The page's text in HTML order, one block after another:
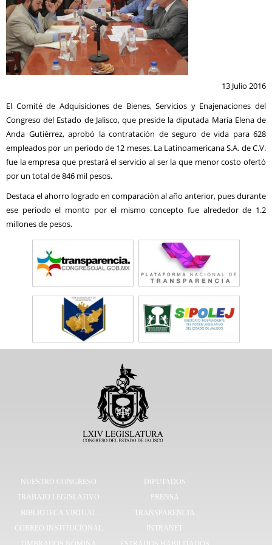
13 Julio 2016
El Comité de Adquisiciones de Bienes, Servicios y Enajenaciones del
Congreso del Estado de Jalisco, que preside la diputada María Elena de
Anda Gutiérrez, aprobó la contratación de seguro de vida para 628
empleados por un periodo de 12 meses. La Latinoamericana S.A. de C.V.
fue la empresa que prestará el servicio al ser la que menor costo ofertó
por un total de 846 mil pesos.
Destaca el ahorro logrado en comparación al año anterior, pues durante
ese periodo el monto por el mismo concepto fue alrededor de 1.2
millones de pesos.
NUESTRO CONGRESO
DIPUTADOS
TRABAJO LEGISLATIVO
PRENSA
BIBLIOTECA VIRTUAL
TRANSPARENCIA
CORREO INSTITUCIONAL
INTRANET